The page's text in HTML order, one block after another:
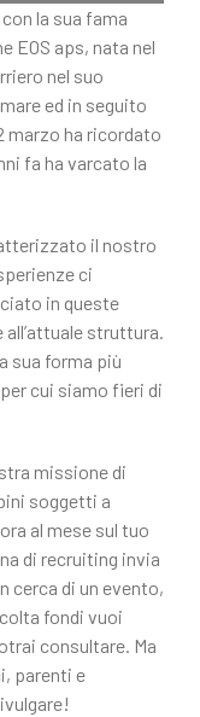
la sua fama
EOS aps, nata nel
nel suo
ed in seguito
marzo ha ricordato
fa ha varcato la
il nostro
ci
in queste
struttura.
sua forma più
cui siamo fieri di
missione di
soggetti a
al mese sul tuo
di recruiting invia
cerca di un evento,
fondi vuoi
consultare. Ma
parenti e